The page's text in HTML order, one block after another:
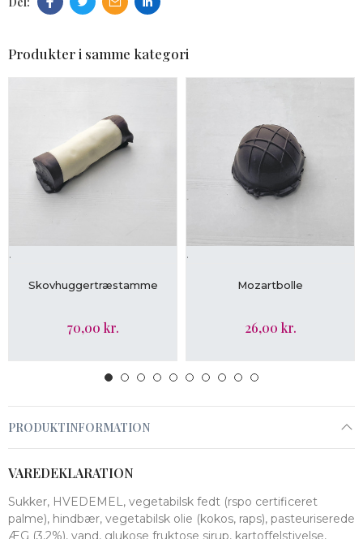
Produkter i samme kategori
LÆG I KURV
.
Skovhuggertræstamme
70,00 kr.
LÆG I KURV
.
Mozartbolle
26,00 kr.
PRODUKTINFORMATION
VAREDEKLARATION
Sukker, HVEDEMEL, vegetabilsk fedt (rspo certificeret
palme), hindbær, vegetabilsk olie (kokos, raps), pasteuriserede
ÆG (3,2%), vand, glukose fruktose sirup, kartoffelstivelse,